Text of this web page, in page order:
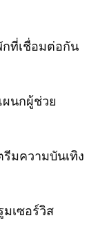
กที่เชื่อมต่อกัน
ผนกผู้ช่วย
รีมความบันเทิง
มเซอร์วิส